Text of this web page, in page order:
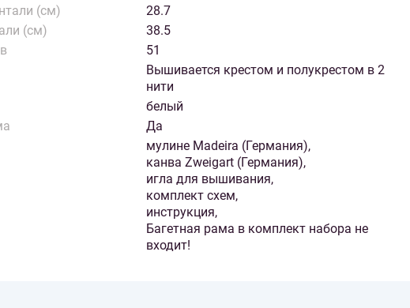
(см)
28.7
(см)
38.5
51
Вышивается крестом и полукрестом в 2
нити
белый
Да
мулине Madeira (Германия),
канва Zweigart (Германия),
игла для вышивания,
комплект схем,
инструкция,
Багетная рама в комплект набора не
входит!